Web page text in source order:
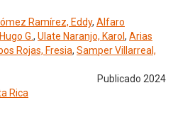
Ramírez, Eddy, Alfaro
G., Ulate Naranjo, Karol , Arias
Rojas, Fresia, Samper Villarreal,
Publicado 2024
Rica